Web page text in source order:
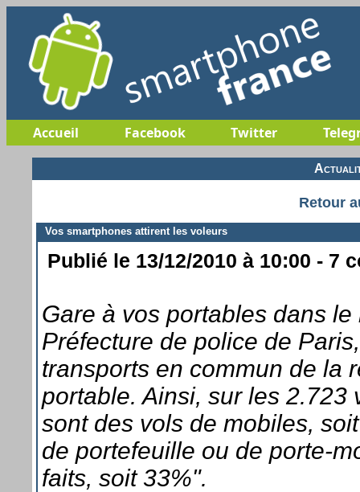
Accueil Facebook Twitter
Retour
Vos smartphones attirent les voleurs
Publié le 13/12/2010 à 10:00 - 7
Gare à vos portables dans
Préfecture de police de
transports en commun de la
portable. Ainsi, sur les 2.723
sont des vols de mobiles,
de portefeuille ou de porte-
faits, soit 33%".